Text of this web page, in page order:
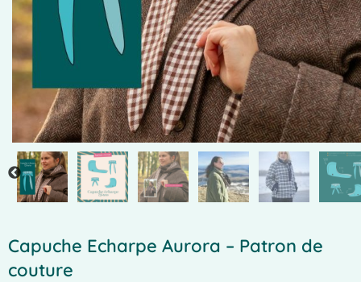
Capuche Echarpe Aurora – Patron de
couture